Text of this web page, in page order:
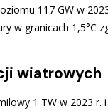
117 GW w
w granicach 1,5°C
wiatrowych
1 TW w 2023 r.